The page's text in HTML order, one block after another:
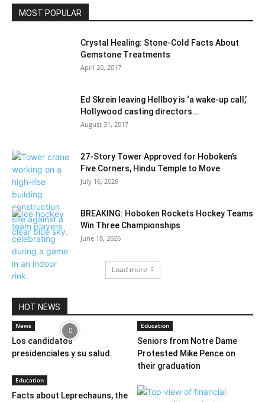
MOST POPULAR
Crystal Healing: Stone-Cold Facts About
Gemstone Treatments
April 20, 2017
Ed Skrein leaving Hellboy is ‘a wake-up call,’
Hollywood casting directors...
August 31, 2017
27-Story Tower Approved for Hoboken’s
Five Corners, Hindu Temple to Move
July 16, 2026
BREAKING: Hoboken Rockets Hockey Teams
Win Three Championships
June 18, 2026
Load more
HOT NEWS
News
Los candidatos
presidenciales y su salud.
Education
Seniors from Notre Dame
Protested Mike Pence on
their graduation
Education
Facts about Leprechauns, the